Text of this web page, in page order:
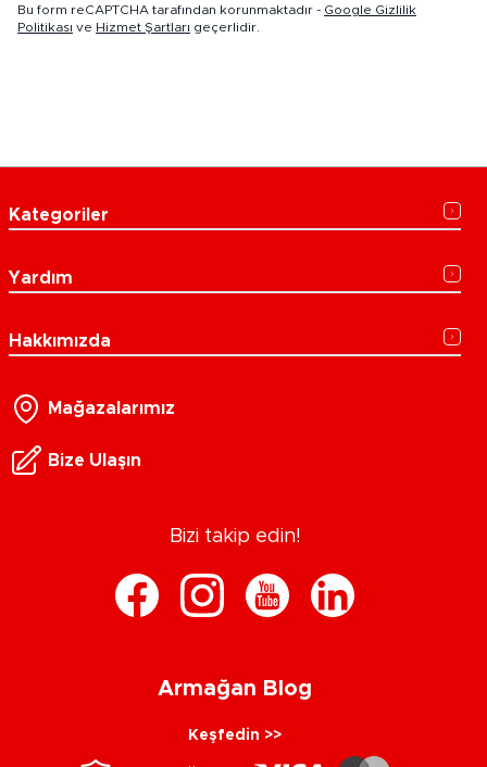
Bu form reCAPTCHA tarafından korunmaktadır - Google Gizlilik
Politikası ve Hizmet Şartları geçerlidir.
Kategoriler
Yardım
Hakkımızda
Mağazalarımız
Bize Ulaşın
Bizi takip edin!
Armağan Blog
Keşfedin >>